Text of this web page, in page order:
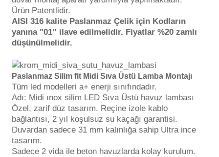
Temizleyici
Havuz Robotu Yedek
Dalgıç Pompa
Dezenfeksiyon
Havuz Güvenlik
Havuz
Kapağı
Ürün Patentlidir.
AISI 316 kalite Paslanmaz Çelik için Kodların
yanına "01” ilave edilmelidir. Fiyatlar %20 zamlı
düşünülmelidir.
Paslanmaz Silim fit Midi Sıva Üstü Lamba Montajı
Tüm led modelleri a+ enerji sınıfındadır.
Adı: Midi ınox silim LED Sıva Üstü havuz lambası
Özel, zarif düz tasarım. Reçine izole kablo
bağlantısı, 2 yıl koşulsuz su kaçağı garantisi.
Duvardan sadece 31 mm kalınlığa sahip Ultra ince
tasarım.
Sadece 2 vida ile beton havuzlarda kolay kurulum.